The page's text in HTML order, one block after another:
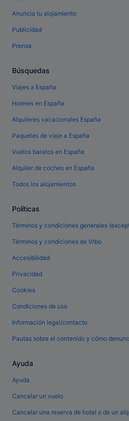
Anuncia tu alojamiento
Publicidad
Prensa
Búsquedas
Viajes a España
Hoteles en España
Alquileres vacacionales España
Paquetes de viaje a España
Vuelos baratos en España
Alquiler de coches en España
Todos los alojamientos
Políticas
Términos y condiciones generales
Términos y condiciones de Vrbo
Accesibilidad
Privacidad
Cookies
Condiciones de uso
Información legal/contacto
Pautas sobre el contenido y cómo
Ayuda
Ayuda
Cancelar un vuelo
Cancelar una reserva de hotel o de un